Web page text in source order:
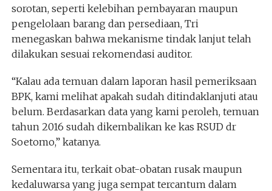
sorotan, seperti kelebihan pembayaran maupun
pengelolaan barang dan persediaan, Tri
menegaskan bahwa mekanisme tindak lanjut telah
dilakukan sesuai rekomendasi auditor.
“Kalau ada temuan dalam laporan hasil pemeriksaan
BPK, kami melihat apakah sudah ditindaklanjuti atau
belum. Berdasarkan data yang kami peroleh, temuan
tahun 2016 sudah dikembalikan ke kas RSUD dr
Soetomo,” katanya.
Sementara itu, terkait obat-obatan rusak maupun
kedaluwarsa yang juga sempat tercantum dalam